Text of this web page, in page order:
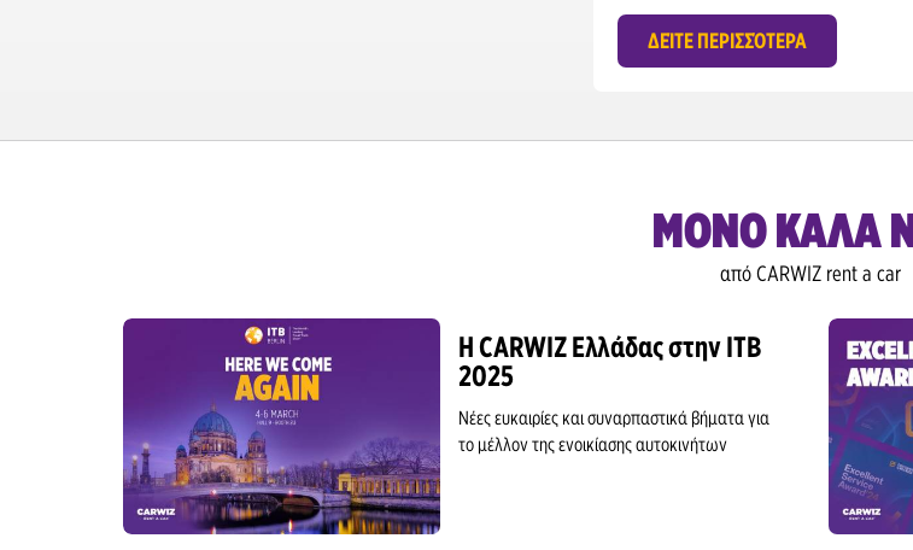
Αεροδρόμιο Μυκόνου
Λιμάνι Λευκάδας
Κέντρο Πάτρας
Αεροδρόμιο Πάρου
Λιμάνι Ηρακλείου
Αεροδρόμιο Καλαμάτας
Αεροδρόμιο Μυτιλήνης
Αεροδρόμιο Μυκόνου
Κέντρο Πάτρας
ΔΕΊΤΕ ΠΕΡΙΣΣΌΤΕΡΑ
ΜΟΝΟ ΚΑΛΑ
από CARWIZ rent a car
Η CARWIZ Ελλάδας στην ITB
2025
Νέες ευκαιρίες και συναρπαστικά βήματα για
το μέλλον της ενοικίασης αυτοκινήτων